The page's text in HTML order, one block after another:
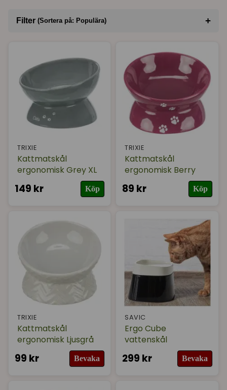
Filter (Sortera på: Populära) +
Varumärke
I lager
TRIXIE
Kattmatskål
ergonomisk Grey XL
149 kr Köp
TRIXIE
Kattmatskål
ergonomisk Berry
89 kr Köp
TRIXIE
Kattmatskål
ergonomisk Ljusgrå
99 kr Bevaka
SAVIC
Ergo Cube
vattenskål
299 kr Bevaka